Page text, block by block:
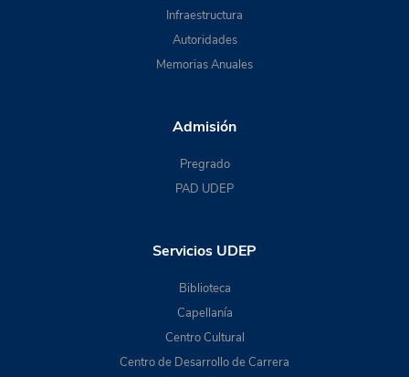
Infraestructura
Autoridades
Memorias Anuales
Admisión
Pregrado
PAD UDEP
Servicios UDEP
Biblioteca
Capellanía
Centro Cultural
Centro de Desarrollo de Carrera